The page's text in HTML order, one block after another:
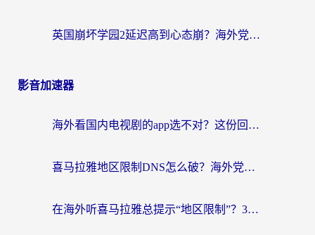
英国崩坏学园2延迟高到心态崩？海外党国服游戏加速终极指南
影音加速器
海外看国内电视剧的app选不对？这份回国加速器避坑指南帮你流畅追剧
喜马拉雅地区限制DNS怎么破？海外党听国内音乐听书的终极解决方案
在海外听喜马拉雅总提示“地区限制”？3步轻松解除+听国内音乐全攻略